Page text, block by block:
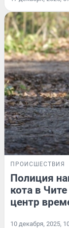
ПРОИСШЕСТВИЯ
Полиция
кота в
центр
10 декабря, 2025,